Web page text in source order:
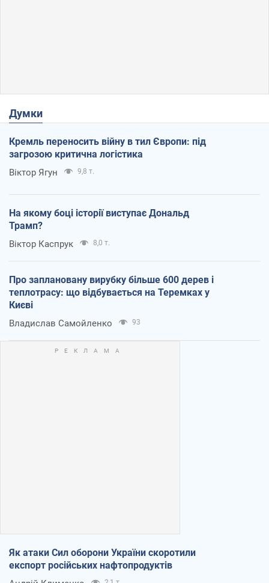
Думки
Кремль переносить війну в тил Європи: під
загрозою критична логістика
Віктор Ягун 9,8 т.
На якому боці історії виступає Дональд
Трамп?
Віктор Каспрук 8,0 т.
Про заплановану вирубку більше 600 дерев і
теплотрасу: що відбувається на Теремках у
Києві
Владислав Самойленко 93
Як атаки Сил оборони України скоротили
експорт російських нафтопродуктів